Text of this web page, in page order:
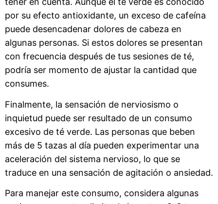
por su efecto antioxidante, un exceso de cafeína
puede desencadenar dolores de cabeza en
algunas personas. Si estos dolores se presentan
con frecuencia después de tus sesiones de té,
podría ser momento de ajustar la cantidad que
consumes.
Finalmente, la sensación de nerviosismo o
inquietud puede ser resultado de un consumo
excesivo de té verde. Las personas que beben
más de 5 tazas al día pueden experimentar una
aceleración del sistema nervioso, lo que se
traduce en una sensación de agitación o ansiedad.
Para manejar este consumo, considera algunas